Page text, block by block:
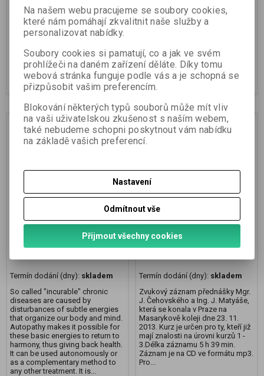
preparation etc. It concludes that
while...
250 Kč
Přidat do košíku
mp3....
390 Kč
Přidat do košíku
Get Well with Autopathy -
Jiří Čehovský
Termín dodání (dny): skladem
So called "incurable" chronic
diseases are caused by
disturbances of subtle energies
that organize our body and mind.
Autopathy makes it possible for
these basic energies to return to
harmony, thus giving back health.
It can be used autonomously or
as a complementary method to
any other treatment. It is...
Autopatie pro pokročilé
Termín dodání (dny): skladem
Zvukový záznam přednášky Mgr.
J. Čehovského a Ing. J. Matyáše,
která se konala v Praze na
Masarykově koleji dne 23. 11.
2013. Kurz je určen pro ty, kteří již
mají znalosti na úrovni kurzů 1 -
3.Délka záznamu 5 h 39 min.
Záznam je na CD ve formátu mp3.
Pro...
Na našem webu pracujeme se soubory cookies,
které nám pomáhají zkvalitnit naše služby a
personalizovat nabídky.
Soubory cookies si pamatují, co a jak ve svém
prohlížeči na daném zařízení děláte. Díky tomu
webová stránka funguje podle vás a je schopná se
přizpůsobit vašim preferencím.
Blokování některých typů souborů může mít vliv
na vaši uživatelskou zkušenost s naším webem,
také nebudeme schopni poskytnout vám nabídku
na základě vašich preferencí.
Nastavení
Odmítnout vše
Přijmout všechny cookies